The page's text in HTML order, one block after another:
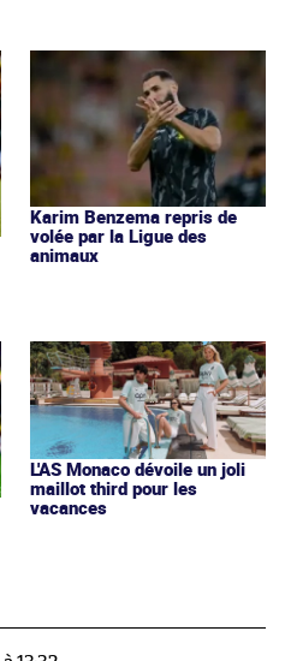
Karim Benzema repris de
volée par la Ligue des
animaux
L'AS Monaco dévoile un joli
maillot third pour les
vacances